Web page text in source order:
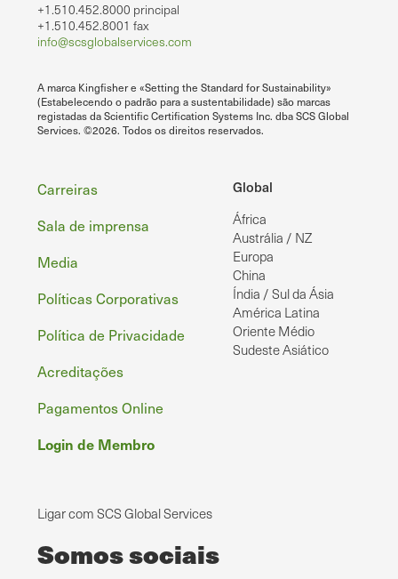
+1.510.452.8000 principal
+1.510.452.8001 fax
info@scsglobalservices.com
A marca Kingfisher e «Setting the Standard for Sustainability»
(Estabelecendo o padrão para a sustentabilidade) são marcas
registadas da Scientific Certification Systems Inc. dba SCS Global
Services. ©2026. Todos os direitos reservados.
Global
África
Austrália / NZ
Europa
China
Índia / Sul da Ásia
América Latina
Oriente Médio
Sudeste Asiático
Rodapé
Carreiras
Sala de imprensa
Media
Políticas Corporativas
Política de Privacidade
Acreditações
Pagamentos Online
Login de Membro
Ligar com SCS Global Services
Somos sociais